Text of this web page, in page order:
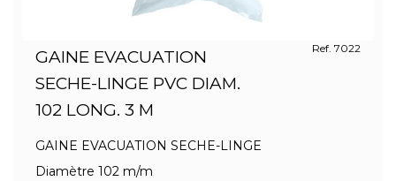
GAINE EVACUATION
SECHE-LINGE PVC DIAM.
102 LONG. 3 M
Ref. 7022
GAINE EVACUATION SECHE-LINGE
Diamètre 102 m/m